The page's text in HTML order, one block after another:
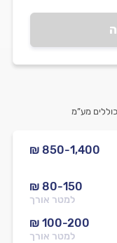
מע”מ
₪ 850-1,400
₪ 80-150
למטר אורך
₪ 100-200
למטר אורך